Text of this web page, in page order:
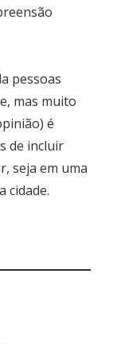
pessoas
mas muito
é
de incluir
seja em uma
cidade.